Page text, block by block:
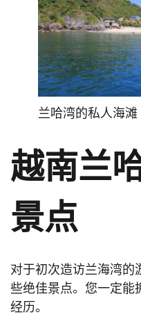
兰哈湾的私人海滩
越南兰
景点
对于初次造访兰海湾的
些绝佳景点。您一定能
经历。